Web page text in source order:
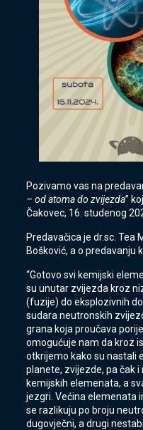
Pozivamo vas na
– od atoma do zvijezda”
Čakovec, 16. studenog
Predavačica je dr.sc. Tea
Bošković, a o predavanju
“Gotovo svi kemijski
su unutar zvijezda kroz
(fuzije) do eksplozivnih
sudara neutronskih
grana koja proučava
omogućuje nam da kroz
otkrijemo kako su nastali
planete, zvijezde, pa čak
kemijskih elemenata, a
jezgri. Većina elemenata
se razlikuju po broju
dugovječni, a drugi